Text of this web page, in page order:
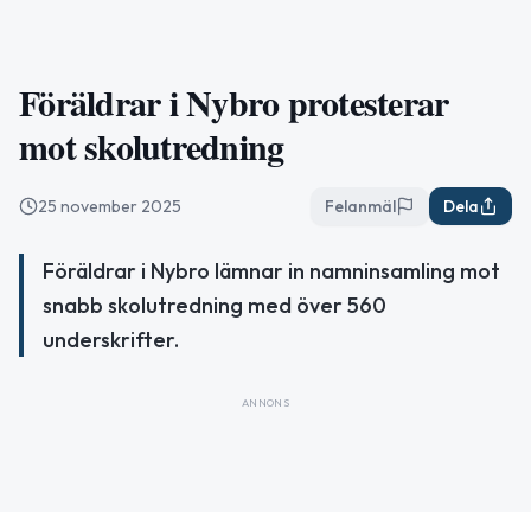
Föräldrar i Nybro protesterar
mot skolutredning
25 november 2025 Felanmäl Dela
Föräldrar i Nybro lämnar in namninsamling mot
snabb skolutredning med över 560
underskrifter.
ANNONS